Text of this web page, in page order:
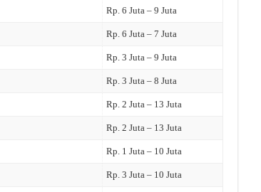
Rp. 6 Juta – 9 Juta
Rp. 6 Juta – 7 Juta
Rp. 3 Juta – 9 Juta
Rp. 3 Juta – 8 Juta
Rp. 2 Juta – 13 Juta
Rp. 2 Juta – 13 Juta
Rp. 1 Juta – 10 Juta
Rp. 3 Juta – 10 Juta